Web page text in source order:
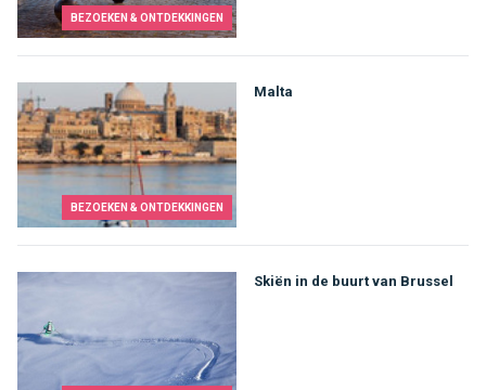
BEZOEKEN & ONTDEKKINGEN
BEZOEKEN & ONTDEKKINGEN
Malta
Skiën in de buurt van Brussel